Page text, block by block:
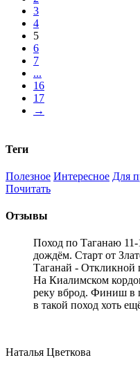
3
4
5
6
7
...
16
17
→
Теги
Полезное Интересное Для
Почитать
Отзывы
Поход по Таганаю
дождём. Старт от
Таганай - Откликной
На Киалимском
реку вброд. Финиш в
в такой поход хоть
Наталья Цветкова